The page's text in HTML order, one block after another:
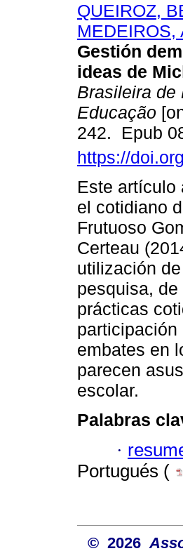
QUEIROZ,
MEDEIROS,
Gestión
ideas de
Brasileira de
Educação
242. Epub
https://
Este artículo
el cotidiano
Frutuoso
Certeau
utilización
pesquisa,
prácticas
embates en
parecen
escolar.
Palabras
·
Portugués (
© 2026